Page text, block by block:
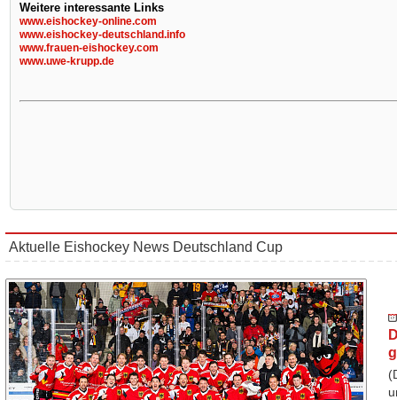
Weitere interessante Links
www.eishockey-online.com
www.eishockey-deutschland.info
www.frauen-eishockey.com
www.uwe-krupp.de
Aktuelle Eishockey News Deutschland Cup